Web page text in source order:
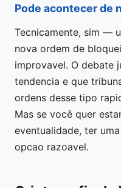
Pode acontecer de
Tecnicamente, sim —
nova ordem de
improvavel. O debate
tendencia e que
ordens desse tipo
Mas se você quer
eventualidade, ter
opcao razoavel.